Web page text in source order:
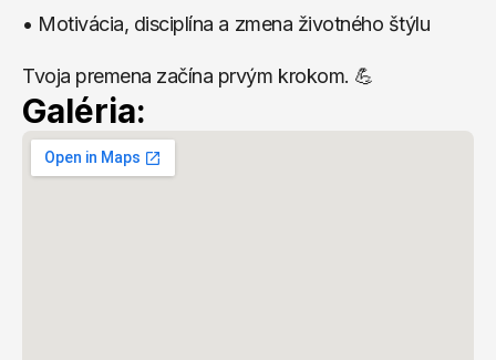
• Motivácia, disciplína a zmena životného štýlu
Tvoja premena začína prvým krokom. 💪
Galéria: